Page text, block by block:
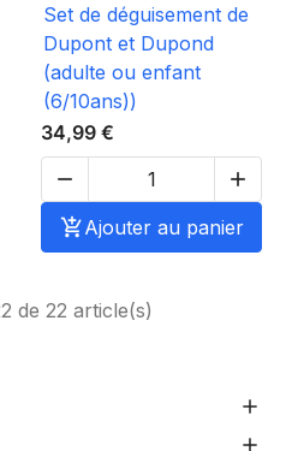
Set de déguisement de
Dupont et Dupond
(adulte ou enfant
(6/10ans))
34,99 €


Ajouter au panier
de 22 article(s)